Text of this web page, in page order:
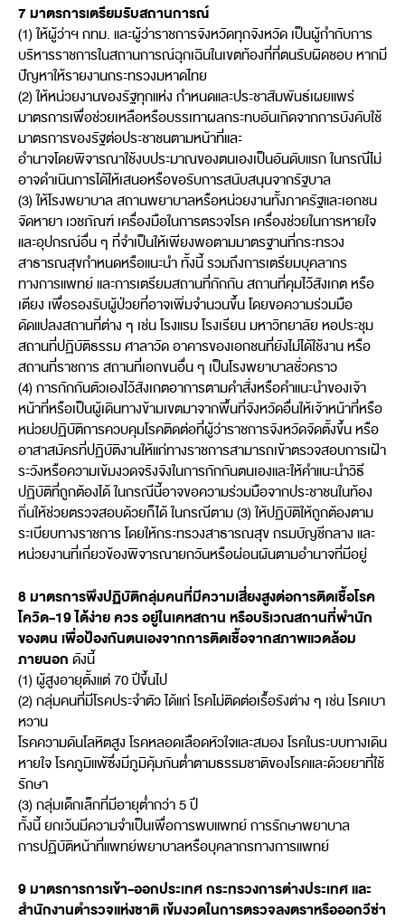
7 มาตรการเตรียมรับสถานการณ์
(1) ให้ผู้ว่าฯ กทม. และผู้ว่าราชการจังหวัดทุกจังหวัด เป็นผู้กำกับการ
บริหารราชการในสถานการณ์ฉุกเฉินในเขตท้องที่ที่ตนรับผิดชอบ หากมี
ปัญหาให้รายงานกระทรวงมหาดไทย
(2) ให้หน่วยงานของรัฐทุกแห่ง กำหนดและประชาสัมพันธ์เผยแพร่
มาตรการเพื่อช่วยเหลือหรือบรรเทาผลกระทบอันเกิดจากการบังคับใช้
มาตรการของรัฐต่อประชาชนตามหน้าที่และ
อำนาจโดยพิจารณาใช้งบประมาณของตนเองเป็นอันดับแรก ในกรณีไม่
อาจดำเนินการได้ให้เสนอหรือขอรับการสนับสนุนจากรัฐบาล
(3) ให้โรงพยาบาล สถานพยาบาลหรือหน่วยงานทั้งภาครัฐและเอกชน
จัดหายา เวชภัณฑ์ เครื่องมือในการตรวจโรค เครื่องช่วยในการหายใจ
และอุปกรณ์อื่น ๆ ที่จำเป็นให้เพียงพอตามมาตรฐานที่กระทรวง
สาธารณสุขกำหนดหรือแนะนำ ทั้งนี้ รวมถึงการเตรียมบุคลากร
ทางการแพทย์ และการเตรียมสถานที่กักกัน สถานที่คุมไว้สังเกต หรือ
เตียง เพื่อรองรับผู้ป่วยที่อาจเพิ่มจำนวนขึ้น โดยขอความร่วมมือ
ดัดแปลงสถานที่ต่าง ๆ เช่น โรงแรม โรงเรียน มหาวิทยาลัย หอประชุม
สถานที่ปฏิบัติธรรม ศาลาวัด อาคารของเอกชนที่ยังไม่ได้ใช้งาน หรือ
สถานที่ราชการ สถานที่เอกขนอื่น ๆ เป็นโรงพยาบาลชั่วคราว
(4) การกักกันตัวเองไว้สังเกตอาการตามคำสั่งหรือคำแนะนำของเจ้า
หน้าที่หรือเป็นผู้เดินทางข้ามเขตมาจากพื้นที่จังหวัดอื่นให้เจ้าหน้าที่หรือ
หน่วยปฏิบัติการควบคุมโรคติดต่อที่ผู้ว่าราชการจังหวัดจัดตั้งขึ้น หรือ
อาสาสมัครที่ปฏิบัติงานให้แก่ทางราชการสามารถเข้าตรวจสอบการเฝ้า
ระวังหรือความเข้มงวดจริงจังในการกักกันตนเองและให้คำแนะนำวิธี
ปฏิบัติที่ถูกต้องได้ ในกรณีนี้อาจขอความร่วมมือจากประชาชนในท้อง
ถิ่นให้ช่วยตรวจสอบด้วยก็ได้ ในกรณีตาม (3) ให้ปฏิบัติให้ถูกต้องตาม
ระเบียบทางราชการ โดยให้กระทรวงสาธารณสุข กรมบัญชีกลาง และ
หน่วยงานที่เกี่ยวข้องพิจารณายกวันหรือผ่อนผันตามอำนาจที่มีอยู่
8 มาตรการพึงปฏิบัติกลุ่มคนที่มีความเสี่ยงสูงต่อการติดเชื้อโรค
โควิด-19 ได้ง่าย ควร อยู่ในเคหสถาน หรือบริเวณสถานที่พำนัก
ของตน เพื่อป้องกันตนเองจากการติดเชื้อจากสภาพแวดล้อม
ภายนอก ดังนี้
(1) ผู้สูงอายุตั้งแต่ 70 ปีขึ้นไป
(2) กลุ่มคนที่มีโรคประจำตัว ได้แก่ โรคไม่ติดต่อเรื้อรังต่าง ๆ เช่น โรคเบา
หวาน
โรคความดันโลหิตสูง โรคหลอดเลือดหัวใจและสมอง โรคในระบบทางเดิน
หายใจ โรคภูมิแพ้ซึ่งมีภูมิคุ้มกันต่ำตามธรรมชาติของโรคและด้วยยาที่ใช้
รักษา
(3) กลุ่มเด็กเล็กที่มีอายุต่ำกว่า 5 ปี
ทั้งนี้ ยกเว้นมีความจำเป็นเพื่อการพบแพทย์ การรักษาพยาบาล
การปฏิบัติหน้าที่แพทย์พยาบาลหรือบุคลากรทางการแพทย์
9 มาตรการการเข้า-ออกประเทศ กระทรวงการต่างประเทศ และ
สำนักงานตำรวจแห่งชาติ เข้มงวดในการตรวจลงตราหรือออกวีซ่า